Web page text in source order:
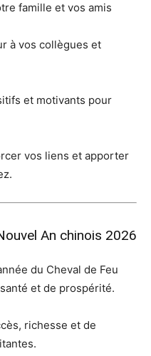
famille et vos amis
à vos collègues et
et motivants pour
vos liens et apporter
An chinois 2026
du Cheval de Feu
et de prospérité.
richesse et de